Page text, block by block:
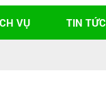
VỤ TIN TỨC